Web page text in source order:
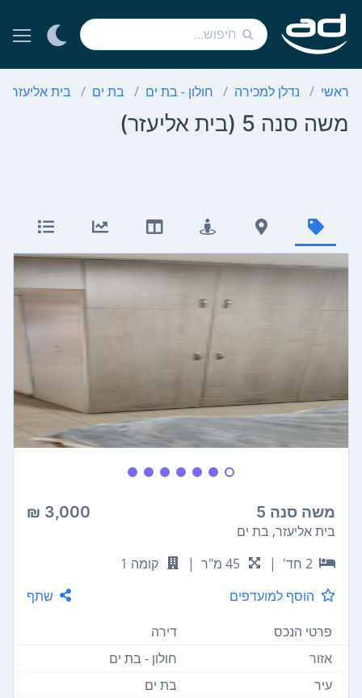
ראשי נדלן למכירה חולון - בת ים בת ים בית אליעזר
משה סנה 5 (בית אליעזר)
משה סנה 5 3,000 ₪
בית אליעזר, בת ים
2 חד'
| 45 מ"ר |
קומה 1
הוסף למועדפים
שתף
פרטי הנכס
דירה
אזור
חולון - בת ים
עיר
בת ים